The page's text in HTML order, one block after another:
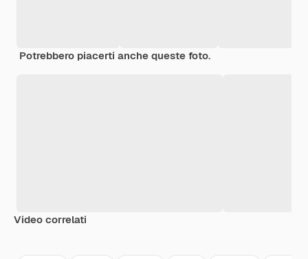
Potrebbero piacerti anche queste foto.
Video correlati